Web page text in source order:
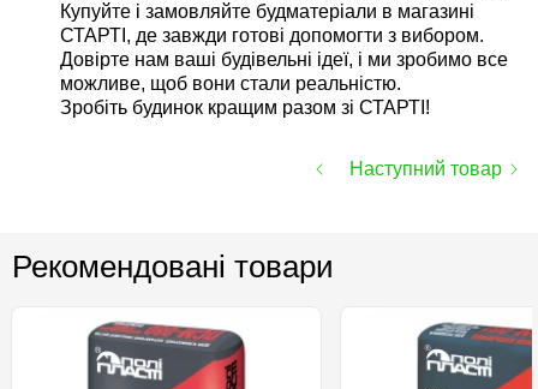
Купуйте і замовляйте будматеріали в магазині
СТАРТІ, де завжди готові допомогти з вибором.
Довірте нам ваші будівельні ідеї, і ми зробимо все
можливе, щоб вони стали реальністю.
Зробіть будинок кращим разом зі СТАРТІ!
Наступний товар
Рекомендовані товари